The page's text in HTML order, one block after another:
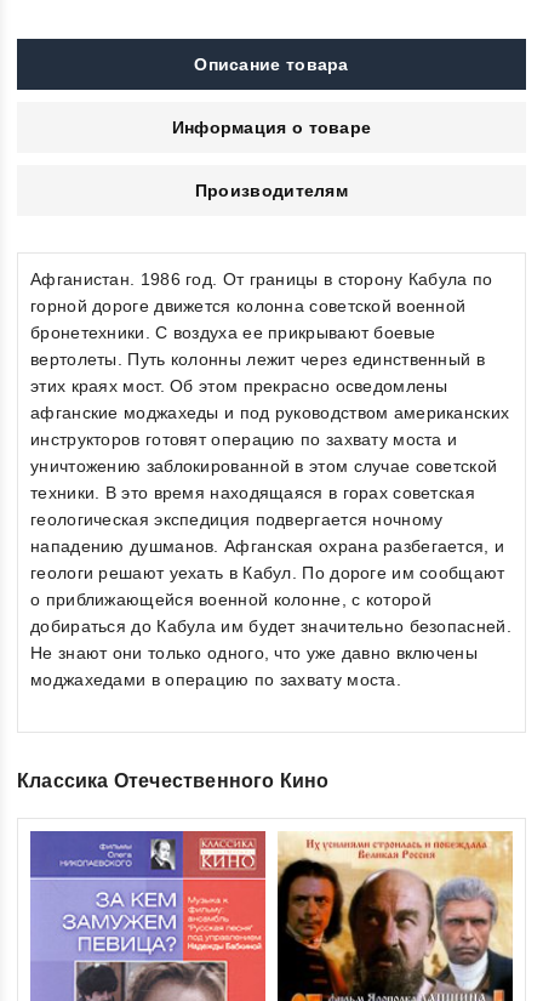
Описание товара
Информация о товаре
Производителям
Афганистан. 1986 год. От границы в сторону Кабула по
горной дороге движется колонна советской военной
бронетехники. С воздуха ее прикрывают боевые
вертолеты. Путь колонны лежит через единственный в
этих краях мост. Об этом прекрасно осведомлены
афганские моджахеды и под руководством американских
инструкторов готовят операцию по захвату моста и
уничтожению заблокированной в этом случае советской
техники. В это время находящаяся в горах советская
геологическая экспедиция подвергается ночному
нападению душманов. Афганская охрана разбегается, и
геологи решают уехать в Кабул. По дороге им сообщают
о приближающейся военной колонне, с которой
добираться до Кабула им будет значительно безопасней.
Не знают они только одного, что уже давно включены
моджахедами в операцию по захвату моста.
Классика Отечественного Кино